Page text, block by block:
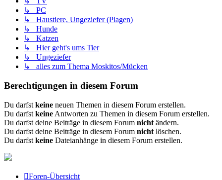
↳ PC
↳ Haustiere, Ungeziefer (Plagen)
↳ Hunde
↳ Katzen
↳ Hier geht's ums Tier
↳ Ungeziefer
↳ alles zum Thema Moskitos/Mücken
Berechtigungen in diesem Forum
Du darfst keine neuen Themen in diesem Forum erstellen.
Du darfst keine Antworten zu Themen in diesem Forum erstellen.
Du darfst deine Beiträge in diesem Forum nicht ändern.
Du darfst deine Beiträge in diesem Forum nicht löschen.
Du darfst keine Dateianhänge in diesem Forum erstellen.
Foren-Übersicht